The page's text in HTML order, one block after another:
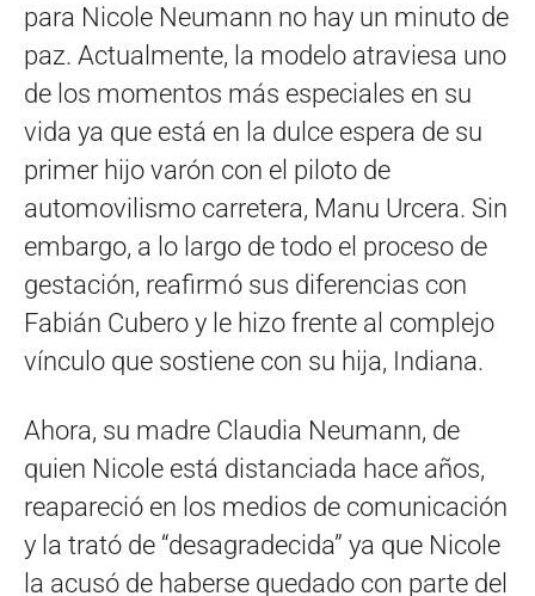
para Nicole Neumann no hay un minuto de
paz. Actualmente, la modelo atraviesa uno
de los momentos más especiales en su
vida ya que está en la dulce espera de su
primer hijo varón con el piloto de
automovilismo carretera, Manu Urcera. Sin
embargo, a lo largo de todo el proceso de
gestación, reafirmó sus diferencias con
Fabián Cubero y le hizo frente al complejo
vínculo que sostiene con su hija, Indiana.
Ahora, su madre Claudia Neumann, de
quien Nicole está distanciada hace años,
reapareció en los medios de comunicación
y la trató de “desagradecida” ya que Nicole
la acusó de haberse quedado con parte del